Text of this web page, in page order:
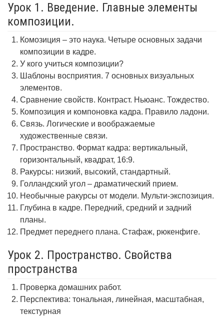
Урок 1. Введение. Главные элементы
композиции.
Комозиция – это наука. Четыре основных задачи
композиции в кадре.
У кого учиться композиции?
Шаблоны восприятия. 7 основных визуальных
элементов.
Сравнение свойств. Контраст. Ньюанс. Тождество.
Композиция и компоновка кадра. Правило ладони.
Связь. Логические и воображаемые
художественные связи.
Пространство. Формат кадра: вертикальный,
горизонтальный, квадрат, 16:9.
Ракурсы: низкий, высокий, стандартный.
Голландский угол – драматический прием.
Необычные ракурсы от модели. Мульти-экспозиция.
Глубина в кадре. Передний, средний и задний
планы.
Предмет переднего плана. Стафаж, рюкенфиге.
Урок 2. Пространство. Свойства
пространства
Проверка домашних работ.
Перспектива: тональная, линейная, масштабная,
текстурная